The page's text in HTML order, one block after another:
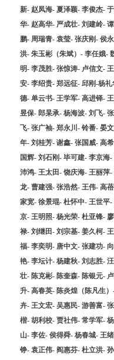
新- 赵凤海- 夏泽颖- 李俊杰-
华- 赵高华- 严成壮- 刘建岭-
鹏- 周瑞青- 袁莹- 张庆刚- 侯
洪- 朱玉彬（朱斌）- 李任娥-
明- 李茂胜- 张惊涛- 卢信文-
安- 李绍贵- 郑远征- 邱刚-杨
德- 单云书- 王学军- 高进铎-
昱保- 郎杲承- 杨海波- 刘飞-
飞- 张广袖- 郑永川- 铃番- 晏
年- 刘桂芳- 谢鑫- 张国威- 高
国辉- 刘石刚- 毕可建- 李京海
沛鸿- 王太田- 饶庆海- 王丽萍
龙- 曹建强- 张浩然- 王伟- 高
家宽- 徐景琨- 杜怀中- 王世平
京- 王明照- 杨光荣- 杜亚锋-
禄- 刘继田- 刘宗基- 姜久柯-
福- 李奕明- 唐中文- 张建功-
艳- 李坛计- 杨建秋- 刘志胜-
壮- 陈克彬- 陈奎森- 陈银元-
升- 高春英- 陈炎煌（陈凡生
卉- 王文宏- 吴惠民- 游善富-
楷- 胡利校- 贾社伟- 常学军-
山- 李佐- 侯得舜- 杨春城- 王
铮- 袁正伟- 阎惠芬- 杜立洪-